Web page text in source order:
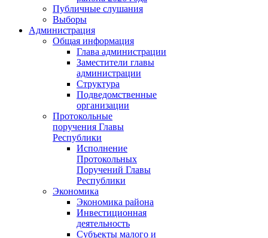
Публичные слушания
Выборы
Администрация
Общая информация
Глава администрации
Заместители главы
администрации
Структура
Подведомственные
организации
Протокольные
поручения Главы
Республики
Исполнение
Протокольных
Поручений Главы
Республики
Экономика
Экономика района
Инвестиционная
деятельность
Субъекты малого и